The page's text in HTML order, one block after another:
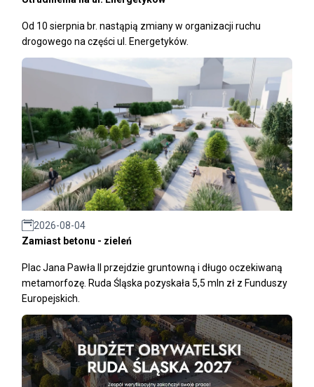
Od 10 sierpnia br. nastąpią zmiany w organizacji ruchu
drogowego na części ul. Energetyków.
2026-08-04
Zamiast betonu - zieleń
Plac Jana Pawła II przejdzie gruntowną i długo oczekiwaną
metamorfozę. Ruda Śląska pozyskała 5,5 mln zł z Funduszy
Europejskich.